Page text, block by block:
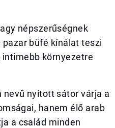
népszerűségnek
pazar büfé kínálat teszi
környezetre
nevű nyitott sátor várja a
hanem élő arab
a család minden